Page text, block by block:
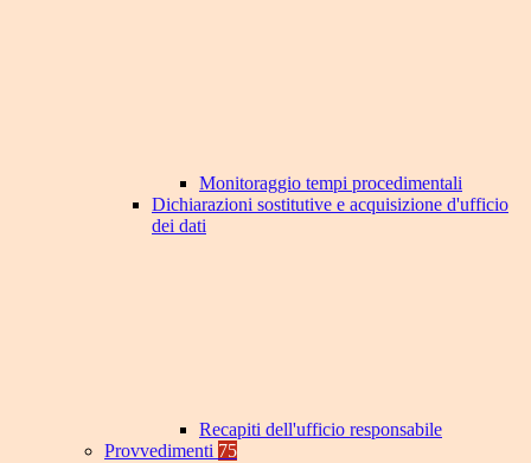
Monitoraggio tempi procedimentali
Dichiarazioni sostitutive e acquisizione d'ufficio
dei dati
Recapiti dell'ufficio responsabile
Provvedimenti 75